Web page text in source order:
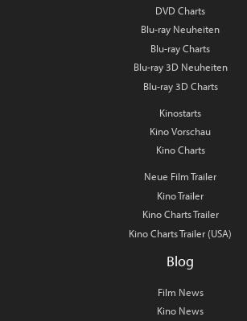
DVD Charts
Blu-ray Neuheiten
Blu-ray Charts
Blu-ray 3D Neuheiten
Blu-ray 3D Charts
Kinostarts
Kino Vorschau
Kino Charts
Neue Film Trailer
Kino Trailer
Kino Charts Trailer
Kino Charts Trailer (USA)
Blog
Film News
Kino News